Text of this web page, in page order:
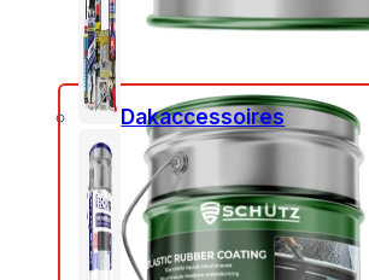
Dakaccessoires